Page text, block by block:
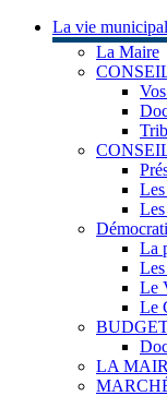
La vie
La Maire
La
Le
Le
LA